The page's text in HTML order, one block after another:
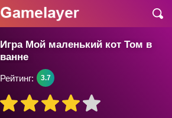
Игра Мой маленький кот Том в
ванне
Рейтинг: 3.7